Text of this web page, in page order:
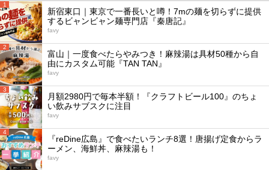
1
新宿東口｜東京で一番長いと噂！7mの麺を切らずに提供
するビャンビャン麺専門店『秦唐記』
favy
2
富山｜一度食べたらやみつき！麻辣湯は具材50種から自
由にカスタム可能『TAN TAN』
favy
3
月額2980円で毎本半額！『クラフトビール100』のちょ
い飲みサブスクに注目
favy
4
『reDine広島』で食べたいランチ8選！唐揚げ定食からラ
ーメン、海鮮丼、麻辣湯も！
favy